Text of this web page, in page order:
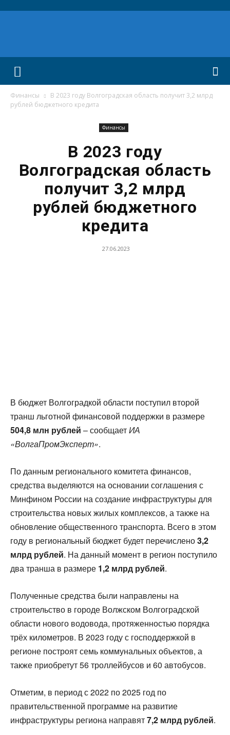
Финансы
В 2023 году Волгоградская область получит 3,2 млрд
рублей бюджетного кредита
Финансы
В 2023 году
Волгоградская область
получит 3,2 млрд
рублей бюджетного
кредита
27.06.2023
В бюджет Волгоградкой области поступил второй
транш льготной финансовой поддержки в размере
504,8 млн рублей – сообщаетИА
«ВолгаПромЭксперт».
По данным регионального комитета финансов,
средства выделяются на основании соглашения с
Минфином России на создание инфраструктуры для
строительства новых жилых комплексов, а также на
обновление общественного транспорта. Всего в этом
году в региональный бюджет будет перечислено3,2
млрд рублей. На данный момент в регион поступило
два транша в размере 1,2 млрд рублей.
Полученные средства были направлены на
строительство в городе Волжском Волгоградской
области нового водовода, протяженностью порядка
трёх километров. В 2023 году с господдержкой в
регионе построят семь коммунальных объектов, а
также приобретут 56 троллейбусов и 60 автобусов.
Отметим, в период с 2022 по 2025 год по
правительственной программе на развитие
инфраструктуры региона направят7,2 млрд рублей.